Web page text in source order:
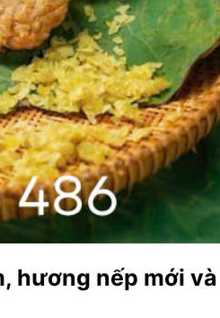
hương nếp mới và